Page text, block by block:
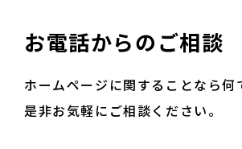
お電話からのご相談
ホームページに関することなら何
是非お気軽にご相談ください。